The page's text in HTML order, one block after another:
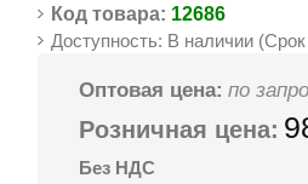
Код товара: 12686
Доступность: В наличии (Срок
Оптовая цена: по
Розничная цена:
Без НДС